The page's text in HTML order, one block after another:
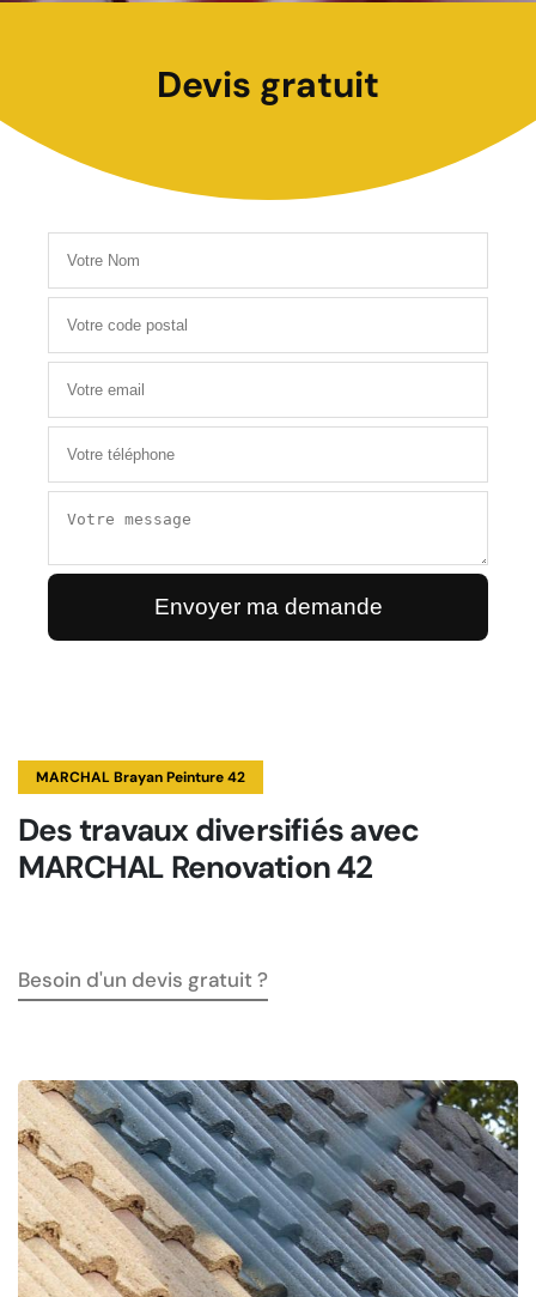
Devis gratuit
MARCHAL Brayan Peinture 42
Des travaux diversifiés avec
MARCHAL Renovation 42
Besoin d'un devis gratuit ?